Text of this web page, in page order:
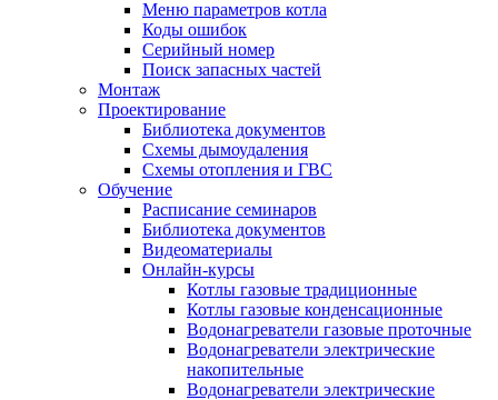
Меню параметров котла
Коды ошибок
Серийный номер
Поиск запасных частей
Монтаж
Проектирование
Библиотека документов
Схемы дымоудаления
Схемы отопления и ГВС
Обучение
Расписание семинаров
Библиотека документов
Видеоматериалы
Онлайн-курсы
Котлы газовые традиционные
Котлы газовые конденсационные
Водонагреватели газовые проточные
Водонагреватели электрические
накопительные
Водонагреватели электрические